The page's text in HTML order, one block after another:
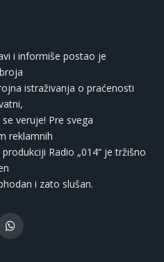
i informiše postao je
istraživanja o praćenosti
veruje! Pre svega
reklamnih
Radio „014“ je tržišno
i zato slušan.
WhatsApp